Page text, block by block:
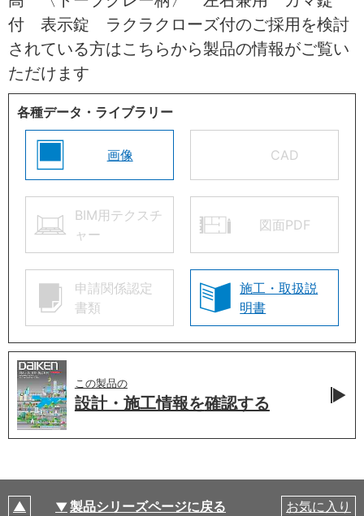
付 表示錠 ラクラクローズ付のご採用を検討
されている方はこちらから製品の情報がご覧い
ただけます
各種データ・ライブラリー
画像 CAD
BIM用テクスチ
ャー
図面PDF
申請関係認定
書類
施工・取扱説
明書
この製品の
設計・施工情報を確認する
製品シリーズページに戻る お気に入り